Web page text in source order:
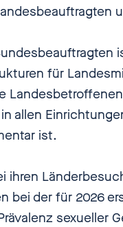
für
allen
ist.
ihren
bei der für 2026
sexueller